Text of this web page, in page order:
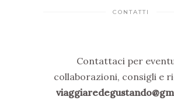
CONTATTI
Contattaci per
collaborazioni, consigli e